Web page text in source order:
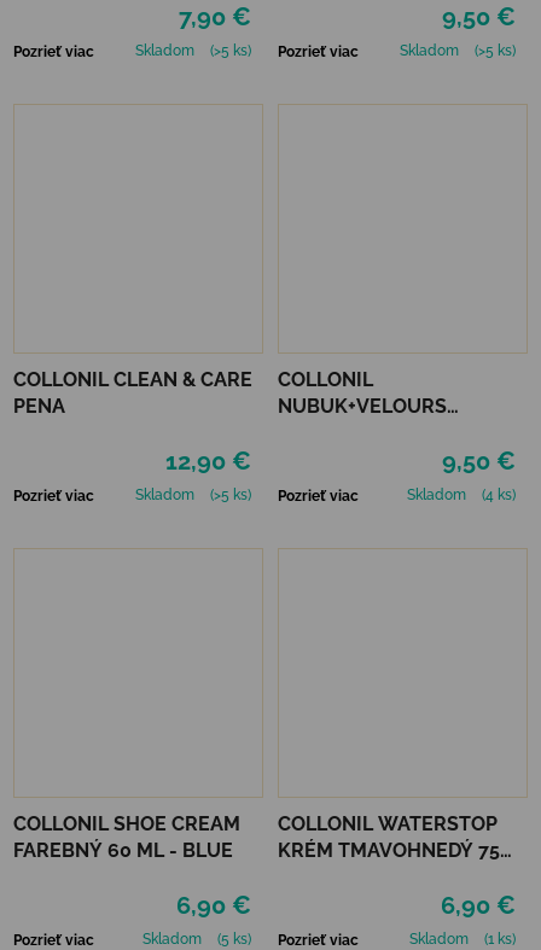
7,90 €
Pozrieť viac Skladom (>5 ks)
9,50 €
Pozrieť viac Skladom (>5 ks)
COLLONIL CLEAN & CARE
PENA
12,90 €
Pozrieť viac Skladom (>5 ks)
COLLONIL
NUBUK+VELOURS
9,50 €
Pozrieť viac Skladom (4 ks)
COLLONIL SHOE CREAM
FAREBNÝ 60 ML - BLUE
6,90 €
Pozrieť viac Skladom (5 ks)
COLLONIL WATERSTOP
KRÉM TMAVOHNEDÝ 75
6,90 €
Pozrieť viac Skladom (1 ks)